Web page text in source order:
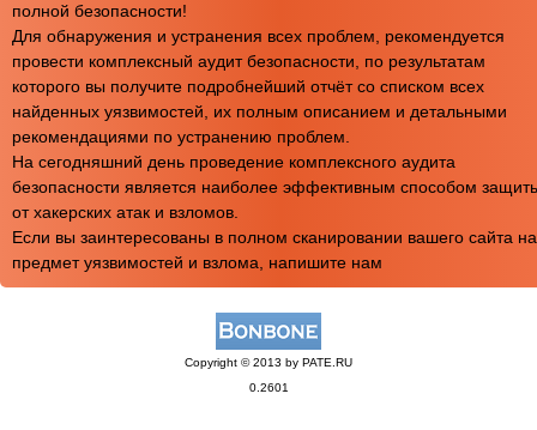
полной безопасности!
Для обнаружения и устранения всех проблем, рекомендуется
провести комплексный аудит безопасности, по результатам
которого вы получите подробнейший отчёт со списком всех
найденных уязвимостей, их полным описанием и детальными
рекомендациями по устранению проблем.
На сегодняшний день проведение комплексного аудита
безопасности является наиболее эффективным способом
от хакерских атак и взломов.
Если вы заинтересованы в полном сканировании вашего сайта на
предмет уязвимостей и взлома, напишите нам
Copyright © 2013 by PATE.RU
0.2601